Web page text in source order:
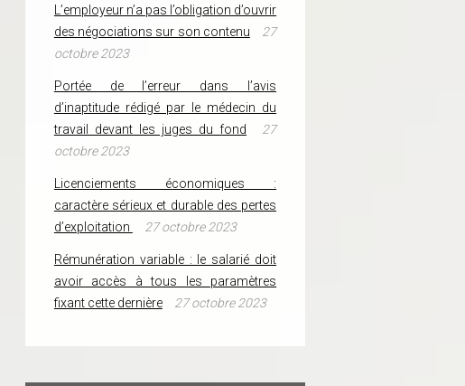
L’employeur n’a pas l’obligation d’ouvrir
des négociations sur son contenu
27
octobre 2023
Portée de l’erreur dans l’avis
d’inaptitude rédigé par le médecin du
travail devant les juges du fond
27
octobre 2023
Licenciements économiques :
caractère sérieux et durable des pertes
d’exploitation
27 octobre 2023
Rémunération variable : le salarié doit
avoir accès à tous les paramètres
fixant cette dernière
27 octobre 2023